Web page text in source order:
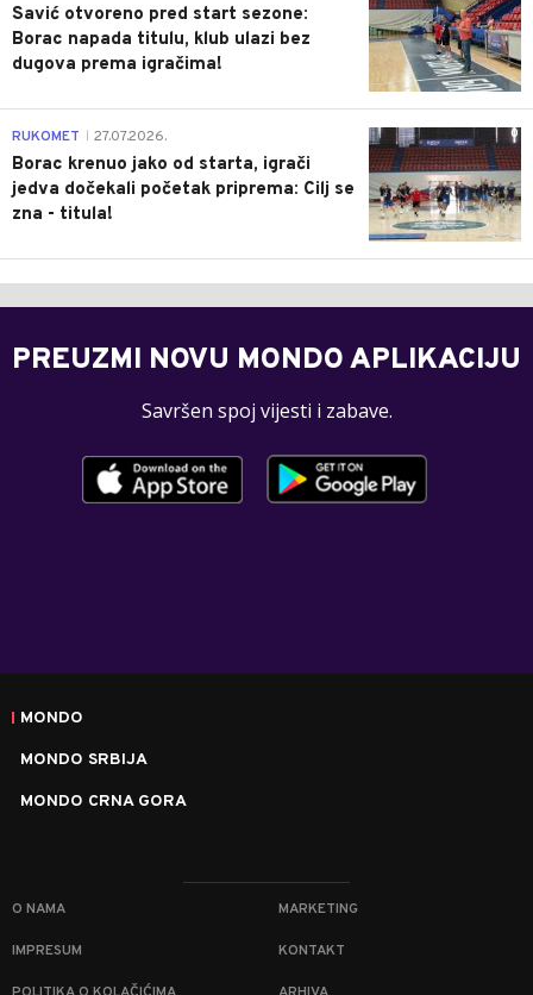
Savić otvoreno pred start sezone:
Borac napada titulu, klub ulazi bez
dugova prema igračima!
0
RUKOMET 27.07.2026.
Borac krenuo jako od starta, igrači
jedva dočekali početak priprema: Cilj se
zna - titula!
PREUZMI NOVU MONDO APLIKACIJU
Savršen spoj vijesti i zabave.
MONDO
MONDO SRBIJA
MONDO CRNA GORA
O NAMA MARKETING
IMPRESUM KONTAKT